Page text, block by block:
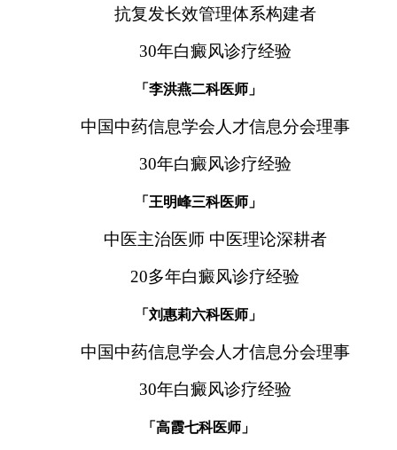
抗复发长效管理体系构建者
30年白癜风诊疗经验
「李洪燕二科医师」
中国中药信息学会人才信息分会理事
30年白癜风诊疗经验
「王明峰三科医师」
中医主治医师 中医理论深耕者
20多年白癜风诊疗经验
「刘惠莉六科医师」
中国中药信息学会人才信息分会理事
30年白癜风诊疗经验
「高霞七科医师」